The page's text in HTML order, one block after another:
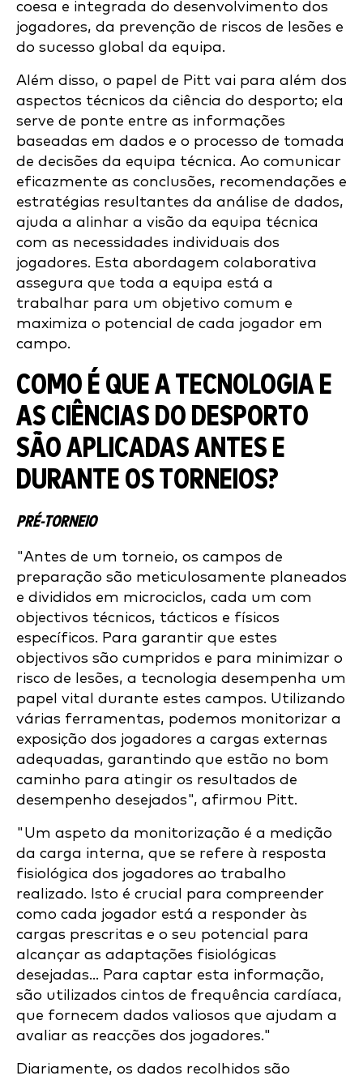
coesa e integrada do desenvolvimento dos
jogadores, da prevenção de riscos de lesões e
do sucesso global da equipa.
Além disso, o papel de Pitt vai para além dos
aspectos técnicos da ciência do desporto; ela
serve de ponte entre as informações
baseadas em dados e o processo de tomada
de decisões da equipa técnica. Ao comunicar
eficazmente as conclusões, recomendações e
estratégias resultantes da análise de dados,
ajuda a alinhar a visão da equipa técnica
com as necessidades individuais dos
jogadores. Esta abordagem colaborativa
assegura que toda a equipa está a
trabalhar para um objetivo comum e
maximiza o potencial de cada jogador em
campo.
COMO É QUE A TECNOLOGIA E
AS CIÊNCIAS DO DESPORTO
SÃO APLICADAS ANTES E
DURANTE OS TORNEIOS?
PRÉ-TORNEIO
"Antes de um torneio, os campos de
preparação são meticulosamente planeados
e divididos em microciclos, cada um com
objectivos técnicos, tácticos e físicos
específicos. Para garantir que estes
objectivos são cumpridos e para minimizar o
risco de lesões, a tecnologia desempenha um
papel vital durante estes campos. Utilizando
várias ferramentas, podemos monitorizar a
exposição dos jogadores a cargas externas
adequadas, garantindo que estão no bom
caminho para atingir os resultados de
desempenho desejados", afirmou Pitt.
"Um aspeto da monitorização é a medição
da carga interna, que se refere à resposta
fisiológica dos jogadores ao trabalho
realizado. Isto é crucial para compreender
como cada jogador está a responder às
cargas prescritas e o seu potencial para
alcançar as adaptações fisiológicas
desejadas... Para captar esta informação,
são utilizados cintos de frequência cardíaca,
que fornecem dados valiosos que ajudam a
avaliar as reacções dos jogadores."
Diariamente, os dados recolhidos são